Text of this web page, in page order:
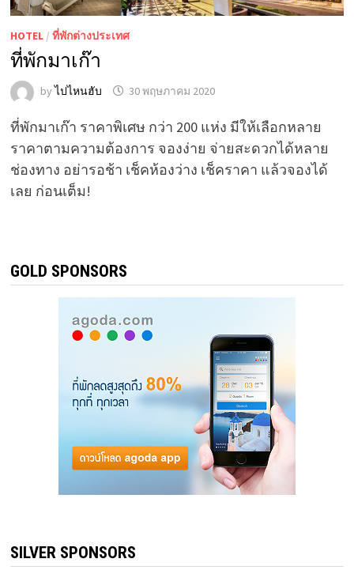
HOTEL/ ที่พักต่างประเทศ
ที่พักมาเก๊า
byไปไหนฮับ 30 พฤษภาคม 2020
ที่พักมาเก๊า ราคาพิเศษ กว่า 200 แห่ง มีให้เลือกหลาย
ราคาตามความต้องการ จองง่าย จ่ายสะดวกได้หลาย
ช่องทาง อย่ารอช้า เช็คห้องว่าง เช็คราคา แล้วจองได้
เลย ก่อนเต็ม!
GOLD SPONSORS
SILVER SPONSORS